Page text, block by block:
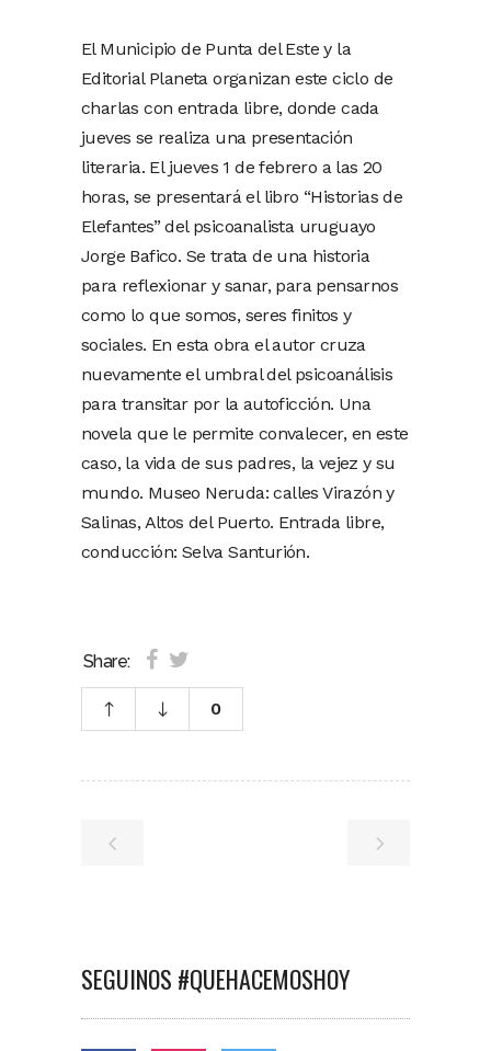
El Municipio de Punta del Este y la
Editorial Planeta organizan este ciclo de
charlas con entrada libre, donde cada
jueves se realiza una presentación
literaria. El jueves 1 de febrero a las 20
horas, se presentará el libro “Historias de
Elefantes” del psicoanalista uruguayo
Jorge Bafico. Se trata de una historia
para reflexionar y sanar, para pensarnos
como lo que somos, seres finitos y
sociales. En esta obra el autor cruza
nuevamente el umbral del psicoanálisis
para transitar por la autoficción. Una
novela que le permite convalecer, en este
caso, la vida de sus padres, la vejez y su
mundo. Museo Neruda: calles Virazón y
Salinas, Altos del Puerto. Entrada libre,
conducción: Selva Santurión.
Share:
0
SEGUINOS #QUEHACEMOSHOY